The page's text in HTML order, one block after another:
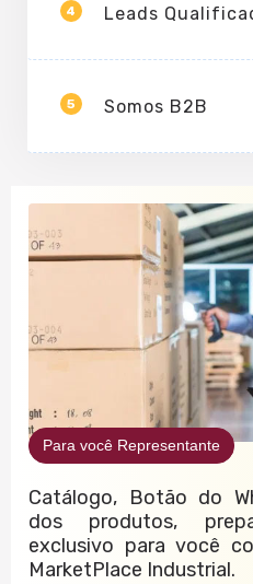
4 Leads
5 Somos B2B
Para você Representante
Catálogo, Botão do
dos produtos,
exclusivo para você
MarketPlace Industrial.